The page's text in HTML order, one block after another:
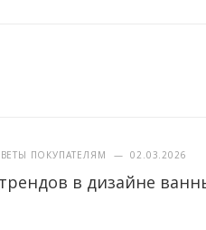
ПОКУПАТЕЛЯМ — 02.03.2026
в дизайне